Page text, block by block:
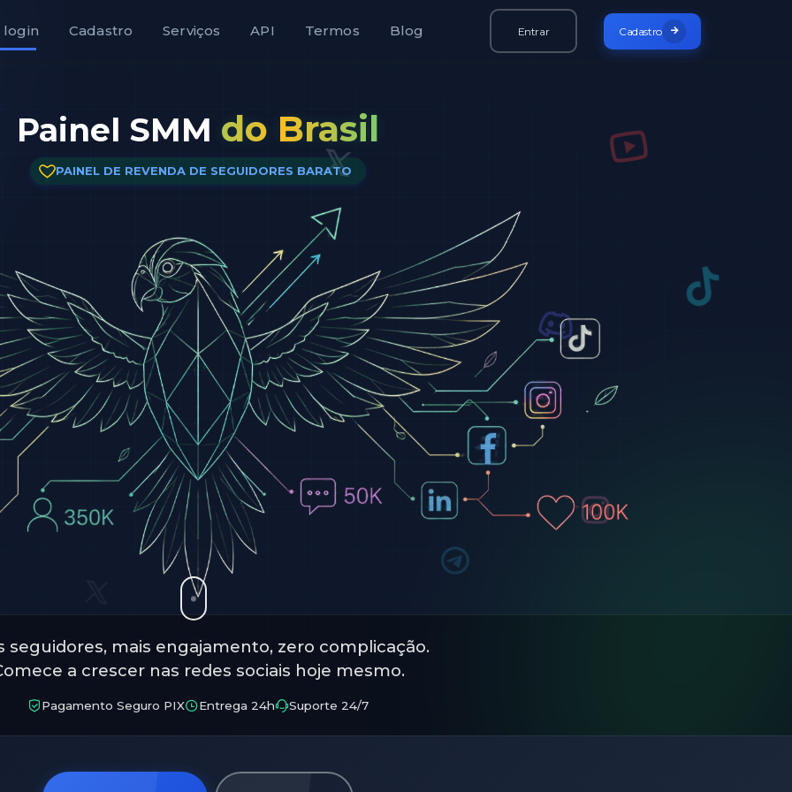
login Cadastro Serviços API Termos Blog Entrar Cadastro
Painel SMM do Brasil
PAINEL DE REVENDA DE SEGUIDORES BARATO
seguidores, mais engajamento, zero complicação.
a crescer nas redes sociais hoje mesmo.
Pagamento Seguro PIX Entrega 24h Suporte 24/7